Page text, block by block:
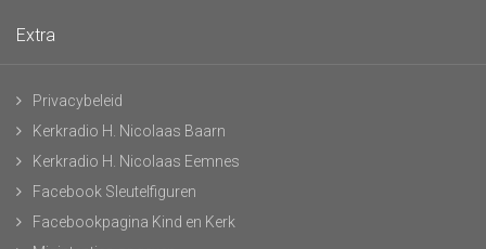
Extra
Privacybeleid
Kerkradio H. Nicolaas Baarn
Kerkradio H. Nicolaas Eemnes
Facebook Sleutelfiguren
Facebookpagina Kind en Kerk